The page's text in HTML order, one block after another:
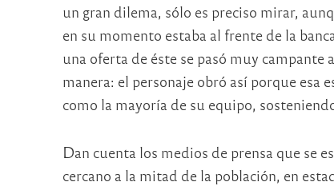
un gran dilema, sólo es preciso mirar,
en su momento estaba al frente de la
una oferta de éste se pasó muy campante
manera: el personaje obró así porque esa
como la mayoría de su equipo,
Dan cuenta los medios de prensa que se
cercano a la mitad de la población, en